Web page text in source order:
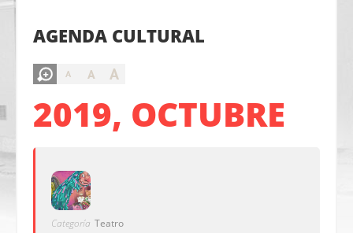
AGENDA CULTURAL
A A A
2019, OCTUBRE
Categoría Teatro